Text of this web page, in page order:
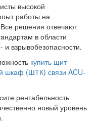
высокой
работы на
решения отвечают
в области
взрывобезопасности.
купить щит
шкаф (ШТК) связи ACU-
рентабельность
новый уровень